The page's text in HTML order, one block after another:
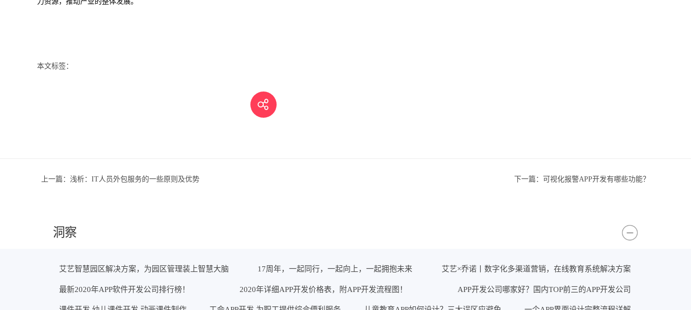
本文标签：
上一篇： 浅析：IT人员外包服务的一些原则及优势 下一篇： 可视化报警APP开发有哪些功能？
洞察
艾艺智慧园区解决方案，为园区管理装上智慧大脑 17周年，一起同行，一起向上，一起拥抱未来 艾艺×乔诺丨数字化多渠道营销，在线教育系统解决方案
最新2020年APP软件开发公司排行榜！ 2020年详细APP开发价格表，附APP开发流程图！ APP开发公司哪家好？国内TOP前三的APP开发公司